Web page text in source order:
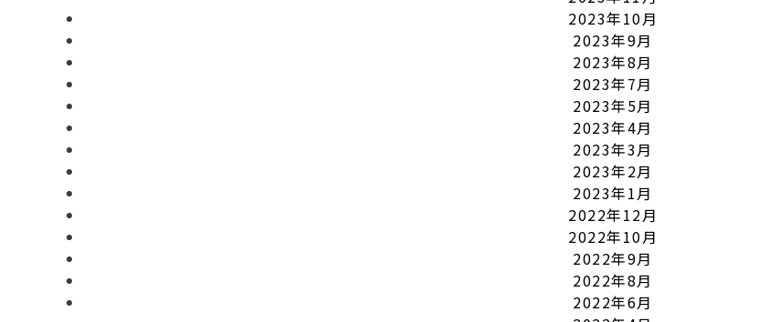
2023年10月
2023年9月
2023年8月
2023年7月
2023年5月
2023年4月
2023年3月
2023年2月
2023年1月
2022年12月
2022年10月
2022年9月
2022年8月
2022年6月